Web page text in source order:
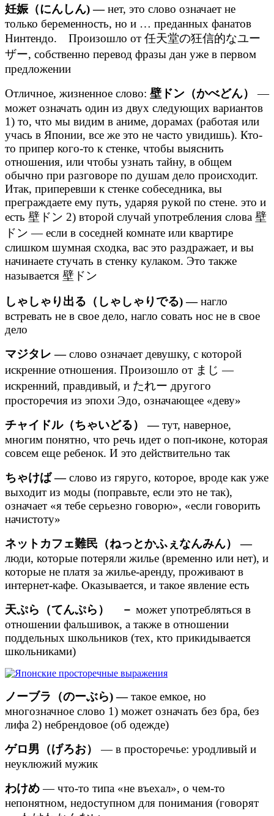
妊娠（にんしん) —нет, это слово означает не
только беременность, но и … преданных фанатов
Нинтендо. Произошло от 任天堂の狂信的なユー
ザー, собственно перевод фразы дан уже в первом
предложении
Отличное, жизненное слово: 壁ドン（かべどん）
—
может означать один из двух следующих вариантов
1) то, что мы видим в аниме, дорамах (работая или
учась в Японии, все же это не часто увидишь). Кто-
то припер кого-то к стенке, чтобы выяснить
отношения, или чтобы узнать тайну, в общем
обычно при разговоре по душам дело происходит.
Итак, приперевши к стенке собеседника, вы
преграждаете ему путь, ударяя рукой по стене. это и
есть 壁ドン 2) второй случай употребления слова 壁
ドン — если в соседней комнате или квартире
слишком шумная сходка, вас это раздражает, и вы
начинаете стучать в стенку кулаком. Это также
называется 壁ドン
しゃしゃり出る（しゃしゃりでる) —нагло
встревать не в свое дело, нагло совать нос не в свое
дело
マジタレ —слово означает девушку, с которой
искренние отношения. Произошло от まじ —
искренний, правдивый, и たれー другого
просторечия из эпохи Эдо, означающее «деву»
チャイドル（ちゃいどる） —тут, наверное,
многим понятно, что речь идет о поп-иконе, которая
совсем еще ребенок. И это действительно так
ちゃけば —слово из гяруго, которое, вроде как уже
выходит из моды (поправьте, если это не так),
означает «я тебе серьезно говорю», «если говорить
начистоту»
ネットカフェ難民（ねっとかふぇなんみん） —
люди, которые потеряли жилье (временно или нет), и
которые не платя за жилье-аренду, проживают в
интернет-кафе. Оказывается, и такое явление есть
天ぷら（てんぷら） － может употребляться в
отношении фальшивок, а также в отношении
поддельных школьников (тех, кто прикидывается
школьниками)
ノーブラ（のーぶら) —такое емкое, но
многозначное слово 1) может означать без бра, без
лифа 2) небрендовое (об одежде)
ゲロ男（げろお）
— в просторечье: уродливый и
неуклюжий мужик
わけめ— что-то типа «не въехал», о чем-то
непонятном, недоступном для понимания (говорят